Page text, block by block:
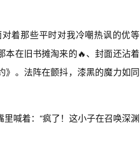
着那些平时对我冷嘲热讽的优等
本在旧书摊淘来的🔥、封面还沾着
》。法阵在颤抖，漆黑的魔力如同
喊着：“疯了！这小子在召唤深渊